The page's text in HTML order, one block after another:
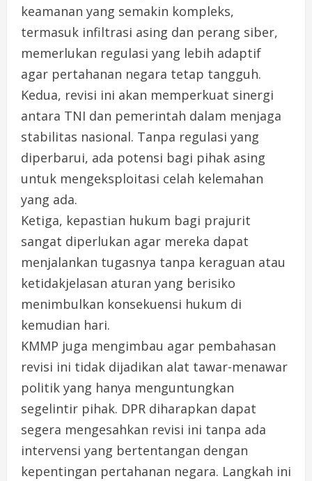
keamanan yang semakin kompleks,
termasuk infiltrasi asing dan perang siber,
memerlukan regulasi yang lebih adaptif
agar pertahanan negara tetap tangguh.
Kedua, revisi ini akan memperkuat sinergi
antara TNI dan pemerintah dalam menjaga
stabilitas nasional. Tanpa regulasi yang
diperbarui, ada potensi bagi pihak asing
untuk mengeksploitasi celah kelemahan
yang ada.
Ketiga, kepastian hukum bagi prajurit
sangat diperlukan agar mereka dapat
menjalankan tugasnya tanpa keraguan atau
ketidakjelasan aturan yang berisiko
menimbulkan konsekuensi hukum di
kemudian hari.
KMMP juga mengimbau agar pembahasan
revisi ini tidak dijadikan alat tawar-menawar
politik yang hanya menguntungkan
segelintir pihak. DPR diharapkan dapat
segera mengesahkan revisi ini tanpa ada
intervensi yang bertentangan dengan
kepentingan pertahanan negara. Langkah ini